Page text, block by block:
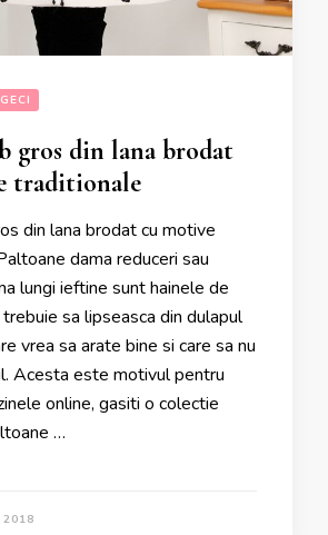
gros din lana brodat
traditionale
din lana brodat cu motive
dama reduceri sau
lungi ieftine sunt hainele de
trebuie sa lipseasca din dulapul
vrea sa arate bine si care sa nu
Acesta este motivul pentru
online, gasiti o colectie
…
2018